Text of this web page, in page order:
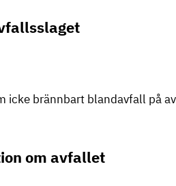
icke brännbart blandavfall på
om avfallet